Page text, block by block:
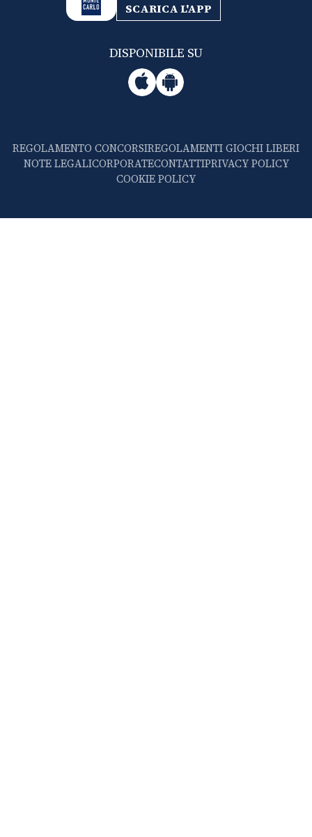
SCARICA L'APP
DISPONIBILE SU
REGOLAMENTO CONCORSIREGOLAMENTI GIOCHI LIBERI
NOTE LEGALICORPORATECONTATTIPRIVACY POLICY
COOKIE POLICY